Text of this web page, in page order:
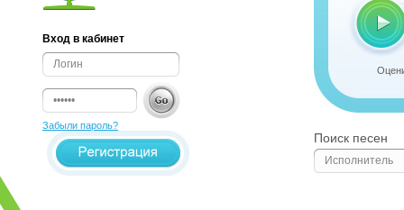
Вход в кабинет
Забыли пароль?
Поиск песен